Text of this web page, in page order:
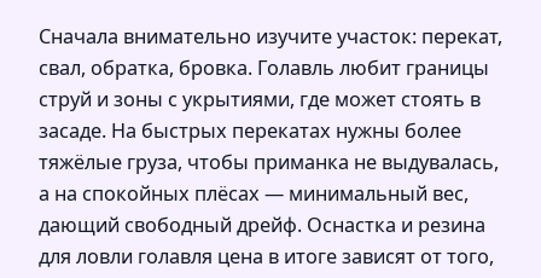
Сначала внимательно изучите участок: перекат,
свал, обратка, бровка. Голавль любит границы
струй и зоны с укрытиями, где может стоять в
засаде. На быстрых перекатах нужны более
тяжёлые груза, чтобы приманка не выдувалась,
а на спокойных плёсах — минимальный вес,
дающий свободный дрейф. Оснастка и резина
для ловли голавля цена в итоге зависят от того,